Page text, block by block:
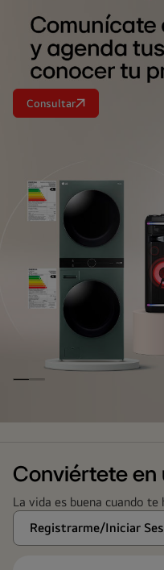
Club
<br>
<br>
Consultar
Conviértete en
La vida es buena cuando te
Registrarme/Iniciar